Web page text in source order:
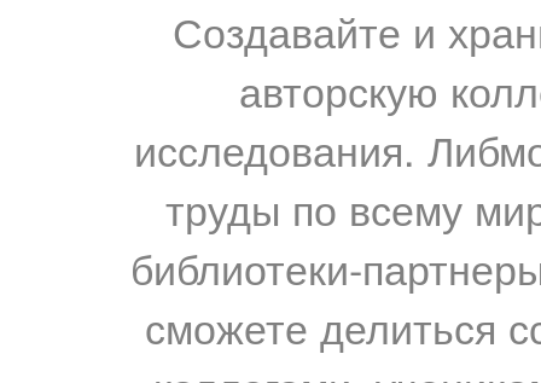
Создавайте и
авторскую
исследования.
труды по всему
библиотеки-
сможете делиться